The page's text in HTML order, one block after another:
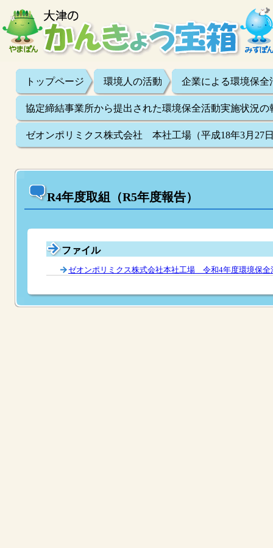
トップページ 環境人の活動 企業による環境保全
協定締結事業所から提出された環境保全活動実施状況の
ゼオンポリミクス株式会社 本社工場（平成18年3月27
R4年度取組（R5年度報告）
ファイル
ゼオンポリミクス株式会社本社工場 令和4年度環境保全